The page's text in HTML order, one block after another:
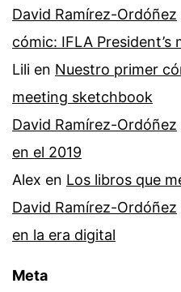
David Ramírez-Ordóñez
cómic: IFLA
Lili en Nuestro primer
meeting sketchbook
David Ramírez-Ordóñez
en el 2019
Alex en Los libros que
David Ramírez-Ordóñez
en la era digital
Meta